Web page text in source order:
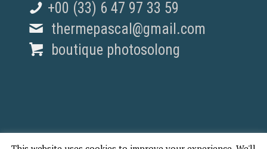
+00 (33) 6 47 97 33 59
thermepascal@gmail.com
boutique photosolong